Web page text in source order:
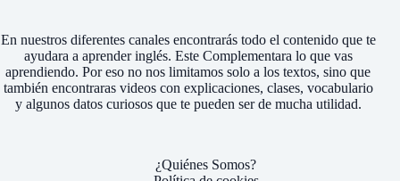
En nuestros diferentes canales encontrarás todo el contenido que te
ayudara a aprender inglés. Este Complementara lo que vas
aprendiendo. Por eso no nos limitamos solo a los textos, sino que
también encontraras videos con explicaciones, clases, vocabulario
y algunos datos curiosos que te pueden ser de mucha utilidad.
¿Quiénes Somos?